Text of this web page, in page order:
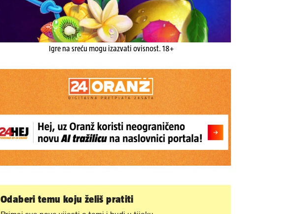
Igre na sreću mogu izazvati ovisnost. 18+
Odaberi temu koju želiš pratiti